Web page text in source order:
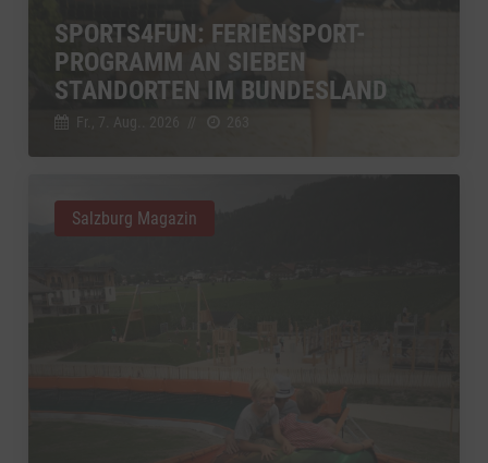
SPORTS4FUN: FERIENSPORT-
PROGRAMM AN SIEBEN
STANDORTEN IM BUNDESLAND
Fr., 7. Aug.. 2026 263
Salzburg Magazin